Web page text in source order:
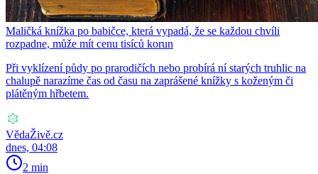
Maličká knížka po babičce, která vypadá, že se každou chvíli
rozpadne, může mít cenu tisíců korun
Při vyklízení půdy po prarodičích nebo probírá ní starých truhlic na
chalupě narazíme čas od času na zaprášené knížky s koženým či
plátěným hřbetem.
VědaŽivě.cz
dnes, 04:08
2 min